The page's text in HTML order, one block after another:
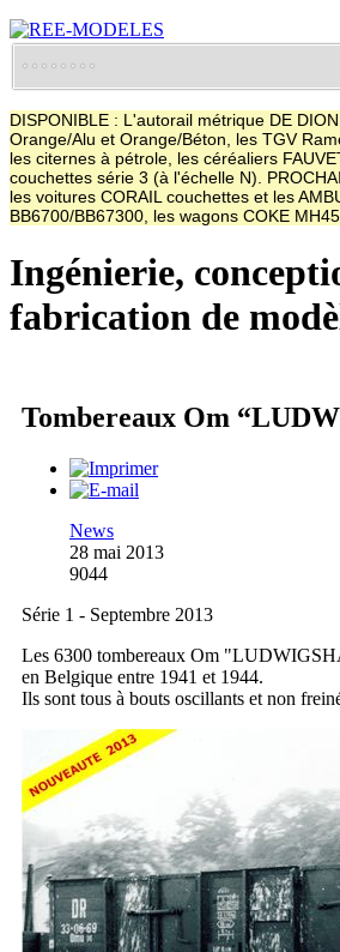
DISPONIBLE : L'autorail métrique DE
Orange/Alu et Orange/Béton, les TGV
les citernes à pétrole, les céréaliers
couchettes série 3 (à l'échelle N).
les voitures CORAIL couchettes et les
BB6700/BB67300, les wagons COKE MH45
Ingénierie,
fabrication de
Tombereaux Om
News
28 mai 2013
9044
Série 1 - Septembre 2013
Les 6300 tombereaux Om
en Belgique entre 1941 et 1944.
Ils sont tous à bouts oscillants et non